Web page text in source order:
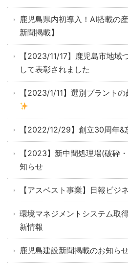
鹿児島県内初導入！AI搭載の
新聞掲載】
【2023/11/17】鹿児島市地域
して表彰されました
【2023/1/11】選別プラント
【2022/12/29】創立30周年&
【2023】新中間処理場(破砕
知らせ
【アスベスト事業】日報ビジ
環境マネジメントシステム取
新情報
鹿児島建設新聞掲載のお知ら